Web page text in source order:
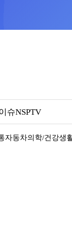
슈NSPTV
자동차의학/건강생